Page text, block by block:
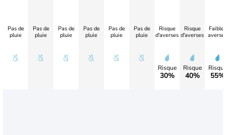
Pas de
pluie
Pas de
pluie
Pas de
pluie
Pas de
pluie
Pas de
pluie
Pas de
pluie
Risque
d'averses
Risque
30%
Risque
d'averses
Risque
40%
Faibles
55%